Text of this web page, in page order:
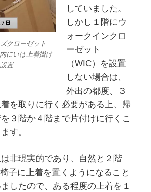
クローゼット
にいは上着掛け
置
していました。
しかし１階にウ
ォークインクロ
ーゼット
（WIC）を設置
しない場合は、
外出の都度、３
を取りに行く必要がある上、帰
３階か４階まで片付けに行くこ
す。
非現実的であり、自然と２階
子に上着を置くようになること
したので、ある程度の上着を１